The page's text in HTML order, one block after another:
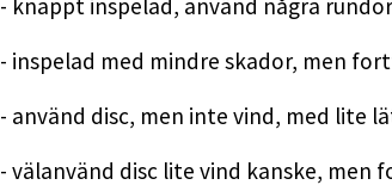
- knappt inspelad, använd några
- inspelad med mindre skador, men
- använd disc, men inte vind, med lite
- välanvänd disc lite vind kanske, men